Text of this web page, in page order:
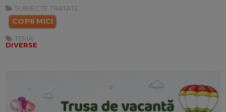
SUBIECTE TRATATE:
COPII MICI
TEMA:
DIVERSE